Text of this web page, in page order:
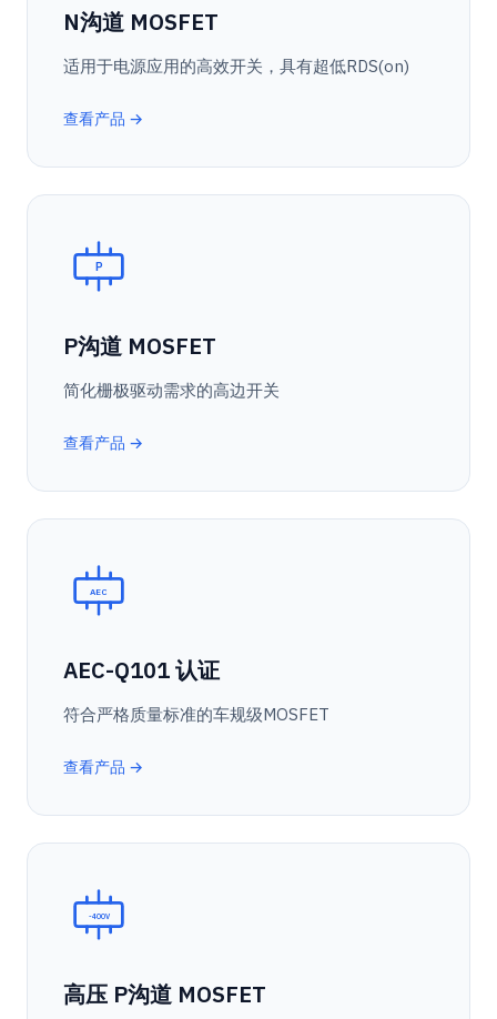
N沟道 MOSFET
适用于电源应用的高效开关，具有超低RDS(on)
查看产品 →
P
P沟道 MOSFET
简化栅极驱动需求的高边开关
查看产品 →
AEC
AEC-Q101 认证
符合严格质量标准的车规级MOSFET
查看产品 →
-400V
高压 P沟道 MOSFET